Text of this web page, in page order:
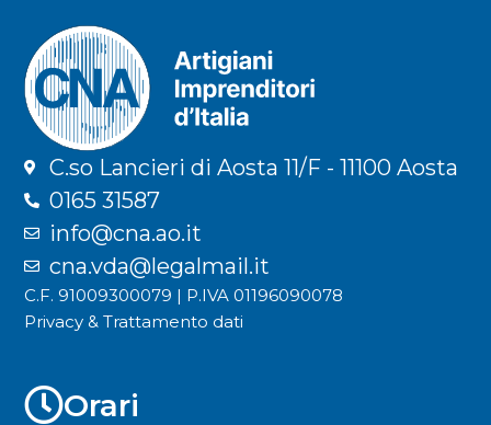
C.so Lancieri di Aosta 11/F - 11100 Aosta
0165 31587
info@cna.ao.it
cna.vda@legalmail.it
C.F. 91009300079 | P.IVA 01196090078
Privacy & Trattamento dati
Orari